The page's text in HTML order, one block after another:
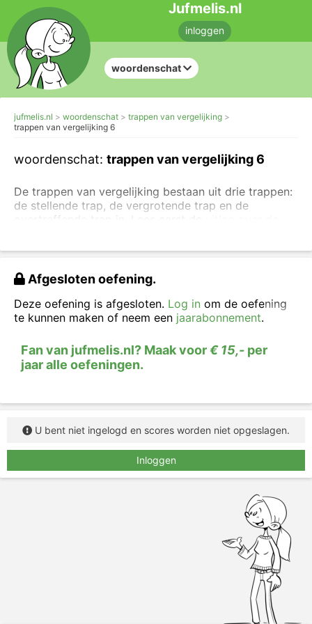
Jufmelis.nl
inloggen
woordenschat
jufmelis.nl woordenschat
trappen van vergelijking
trappen van vergelijking 6
woordenschat: trappen van vergelijking 6
De trappen van vergelijking bestaan uit drie trappen:
de stellende trap, de vergrotende trap en de
overtreffende trap in. Lees eerst de
Afgesloten oefening.
Deze oefening is afgesloten. Log in om de oefening
te kunnen maken of neem een jaarabonnement.
Fan van jufmelis.nl? Maak voor€ 15,- per
jaar alle oefeningen.
U bent niet ingelogd en scores worden niet opgeslagen.
Inloggen